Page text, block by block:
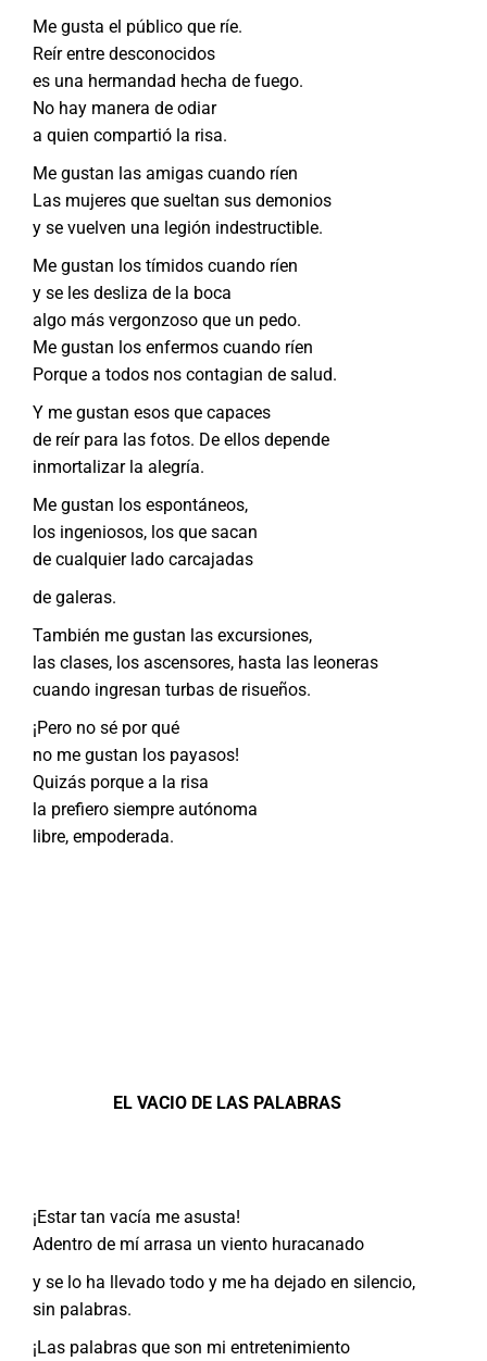
Me gusta el público que ríe.
Reír entre desconocidos
es una hermandad hecha de fuego.
No hay manera de odiar
a quien compartió la risa.
Me gustan las amigas cuando ríen
Las mujeres que sueltan sus demonios
y se vuelven una legión indestructible.
Me gustan los tímidos cuando ríen
y se les desliza de la boca
algo más vergonzoso que un pedo.
Me gustan los enfermos cuando ríen
Porque a todos nos contagian de salud.
Y me gustan esos que capaces
de reír para las fotos. De ellos depende
inmortalizar la alegría.
Me gustan los espontáneos,
los ingeniosos, los que sacan
de cualquier lado carcajadas
de galeras.
También me gustan las excursiones,
las clases, los ascensores, hasta las leoneras
cuando ingresan turbas de risueños.
¡Pero no sé por qué
no me gustan los payasos!
Quizás porque a la risa
la prefiero siempre autónoma
libre, empoderada.
EL VACIO DE LAS PALABRAS
¡Estar tan vacía me asusta!
Adentro de mí arrasa un viento huracanado
y se lo ha llevado todo y me ha dejado en silencio,
sin palabras.
¡Las palabras que son mi entretenimiento